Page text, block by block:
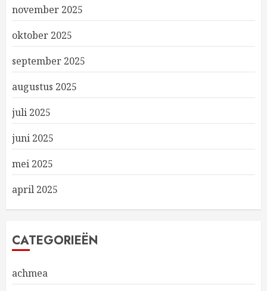
november 2025
oktober 2025
september 2025
augustus 2025
juli 2025
juni 2025
mei 2025
april 2025
CATEGORIEËN
achmea